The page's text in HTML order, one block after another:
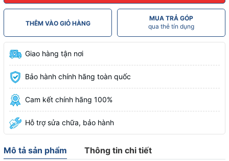
THÊM VÀO GIỎ HÀNG
MUA TRẢ GÓP
qua thẻ tín dụng
Giao hàng tận nơi
Bảo hành chính hãng toàn quốc
Cam kết chính hãng 100%
Hỗ trợ sửa chữa, bảo hành
Mô tả sản phẩm Thông tin chi tiết